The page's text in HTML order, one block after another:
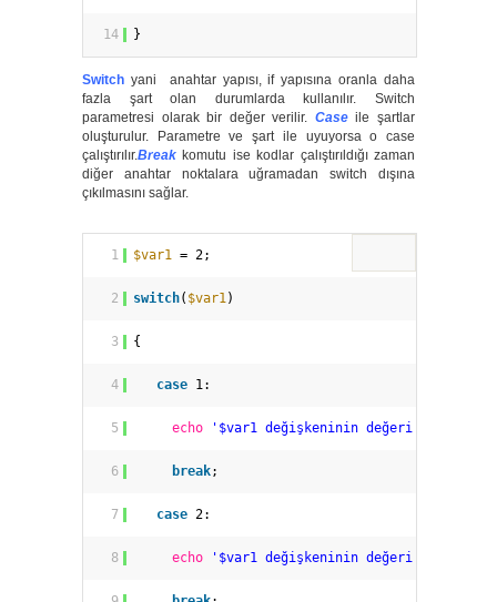
14 }
Switch yani anahtar yapısı, if yapısına oranla daha
fazla şart olan durumlarda kullanılır. Switch
parametresi olarak bir değer verilir. Case ile şartlar
oluşturulur. Parametre ve şart ile uyuyorsa o case
çalıştırılır.Break komutu ise kodlar çalıştırıldığı zaman
diğer anahtar noktalara uğramadan switch dışına
çıkılmasını sağlar.
1 $var1 = 2;
2 switch( $var1)
3 {
4 case 1:
5 echo '$var1 değişkeninin değeri 1dir.'
6 break;
7 case 2:
8 echo '$var1 değişkeninin değeri 2dir.'